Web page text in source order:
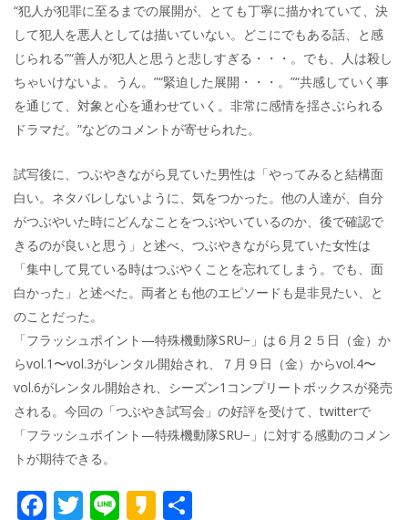
“犯人が犯罪に至るまでの展開が、とても丁寧に描かれていて、決
して犯人を悪人としては描いていない。どこにでもある話、と感
じられる”“善人が犯人と思うと悲しすぎる・・・。でも、人は殺し
ちゃいけないよ。うん。”“緊迫した展開・・・。”“共感していく事
を通じて、対象と心を通わせていく。非常に感情を揺さぶられる
ドラマだ。”などのコメントが寄せられた。
試写後に、つぶやきながら見ていた男性は「やってみると結構面
白い。ネタバレしないように、気をつかった。他の人達が、自分
がつぶやいた時にどんなことをつぶやいているのか、後で確認で
きるのが良いと思う」と述べ、つぶやきながら見ていた女性は
「集中して見ている時はつぶやくことを忘れてしまう。でも、面
白かった」と述べた。両者とも他のエピソードも是非見たい、と
のことだった。
「フラッシュポイント—特殊機動隊SRU−」は６月２５日（金）か
らvol.1〜vol.3がレンタル開始され、７月９日（金）からvol.4〜
vol.6がレンタル開始され、シーズン1コンプリートボックスが発売
される。今回の「つぶやき試写会」の好評を受けて、twitterで
「フラッシュポイント—特殊機動隊SRU−」に対する感動のコメン
トが期待できる。
F T Li K